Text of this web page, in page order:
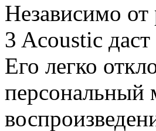
Независимо от
3 Acoustic
Его легко
персональный